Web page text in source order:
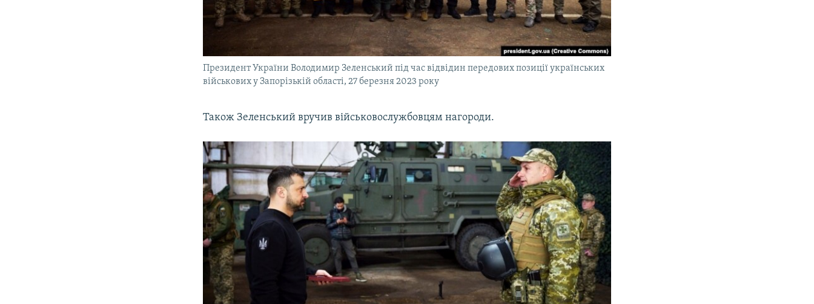
Президент України Володимир Зеленський під час відвідин передових позиції українських
військових у Запорізькій області, 27 березня 2023 року
Також Зеленський вручив військовослужбовцям нагороди.